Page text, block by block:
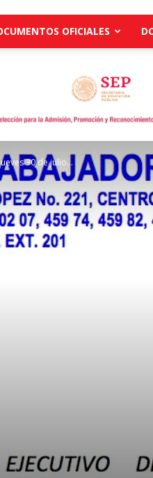
Comunicación
OFICIALES
30 de julio...